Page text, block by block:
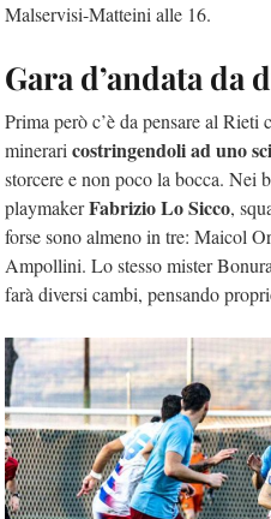
Malservisi-Matteini alle 16.
Gara d’andata da
Prima però c’è da pensare al Rieti
mineraricostringendoli ad uno
storcere e non poco la bocca. Nei
playmakerFabrizio Lo Sicco,
forse sono almeno in tre: Maicol
Ampollini. Lo stesso mister
farà diversi cambi, pensando